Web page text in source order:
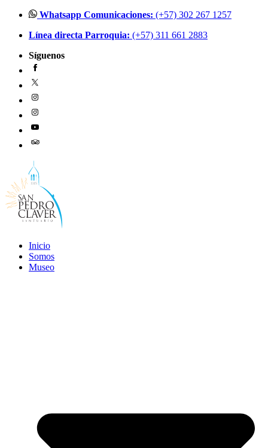
contenido
Whatsapp Comunicaciones: (+57) 302 267 1257
Línea directa Parroquia: (+57) 311 661 2883
Síguenos
Inicio
Somos
Museo